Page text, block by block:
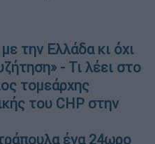
την Ελλάδα κι όχι
- Τι λέει στο
τομεάρχης
του CHP στην
ένα 24ωρο